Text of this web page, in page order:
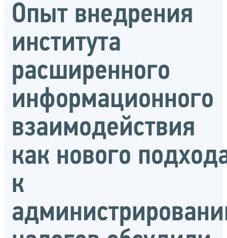
Опыт внедрения
института
расширенного
информационного
взаимодействия
как нового
к